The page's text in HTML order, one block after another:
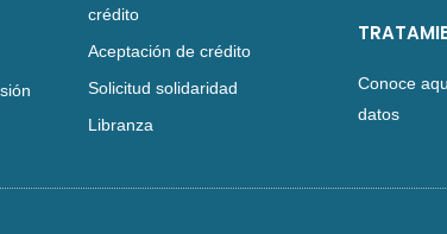
crédito
Aceptación de crédito
Solicitud solidaridad
Libranza
Conoce
datos